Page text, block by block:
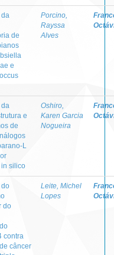
de
e
Porcino,
Rayssa
Alves
e
de
L
silico
Oshiro,
Karen Garcia
Nogueira
do
do
contra
câncer
Leite, Michel
Lopes